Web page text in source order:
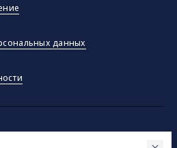
данных